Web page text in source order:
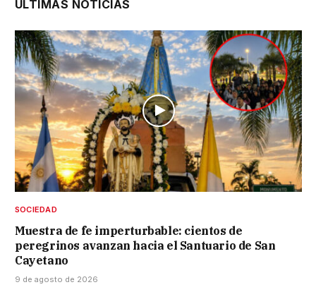
ÚLTIMAS NOTICIAS
SOCIEDAD
Muestra de fe imperturbable: cientos de
peregrinos avanzan hacia el Santuario de San
Cayetano
9 de agosto de 2026